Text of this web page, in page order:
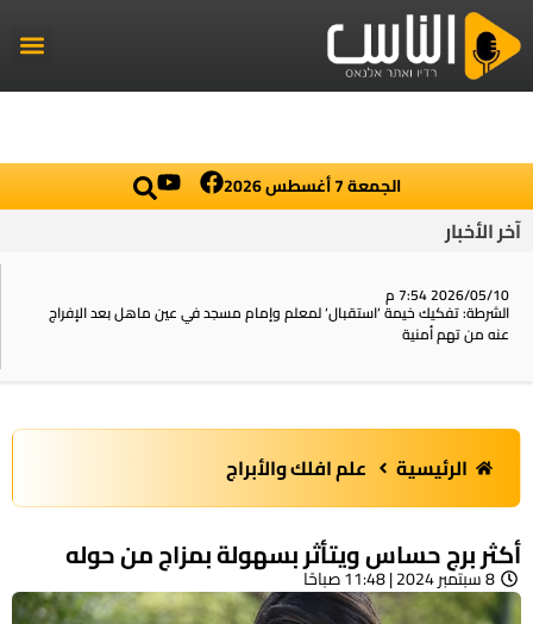
الجمعة 7 أغسطس 2026
آخر الأخبار
2026/05/10 7:54 م
الشرطة: تفكيك خيمة ‘استقبال‘ لمعلم وإمام مسجد في عين ماهل بعد الإفراج
عنه من تهم أمنية
الرئيسية علم افلك والأبراج
أكثر برج حساس ويتأثر بسهولة بمزاج من حوله
8 سبتمبر 2024 | 11:48 صباحًا